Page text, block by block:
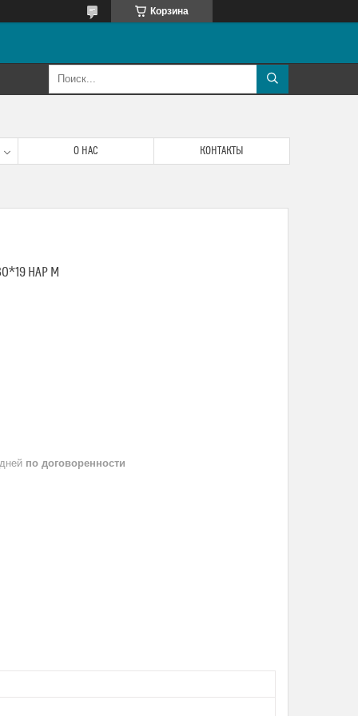
Корзина
О НАС КОНТАКТЫ
НАР М
по договоренности